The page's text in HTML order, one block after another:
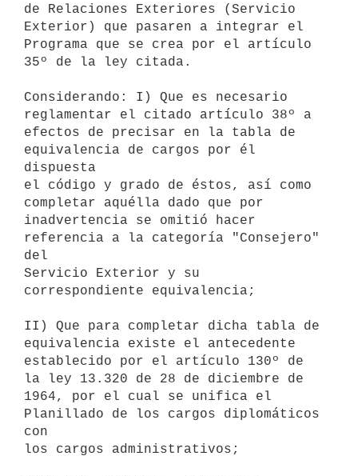
de Relaciones Exteriores (Servicio
Exterior) que pasaren a integrar el
Programa que se crea por el artículo
35º de la ley citada.
Considerando: I) Que es necesario
reglamentar el citado artículo 38º a
efectos de precisar en la tabla de
equivalencia de cargos por él
dispuesta
el código y grado de éstos, así como
completar aquélla dado que por
inadvertencia se omitió hacer
referencia a la categoría "Consejero"
del
Servicio Exterior y su
correspondiente equivalencia;
II) Que para completar dicha tabla de
equivalencia existe el antecedente
establecido por el artículo 130º de
la ley 13.320 de 28 de diciembre de
1964, por el cual se unifica el
Planillado de los cargos diplomáticos
con
los cargos administrativos;